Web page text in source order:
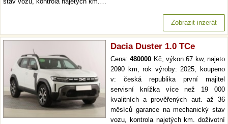
Zobrazit inzerát
Dacia Duster 1.0 TCe
Cena:480000 Kč, výkon 67 kw, najeto
2090 km, rok výroby: 2025, koupeno
v: česká republika první majitel
servisní knížka více než 19 000
kvalitních a prověřených aut. až 36
měsíců garance na mechanický stav
vozu, kontrola najetých km. doživotní